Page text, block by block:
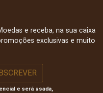
e receba, na sua caixa
exclusivas e muito
e será usada,